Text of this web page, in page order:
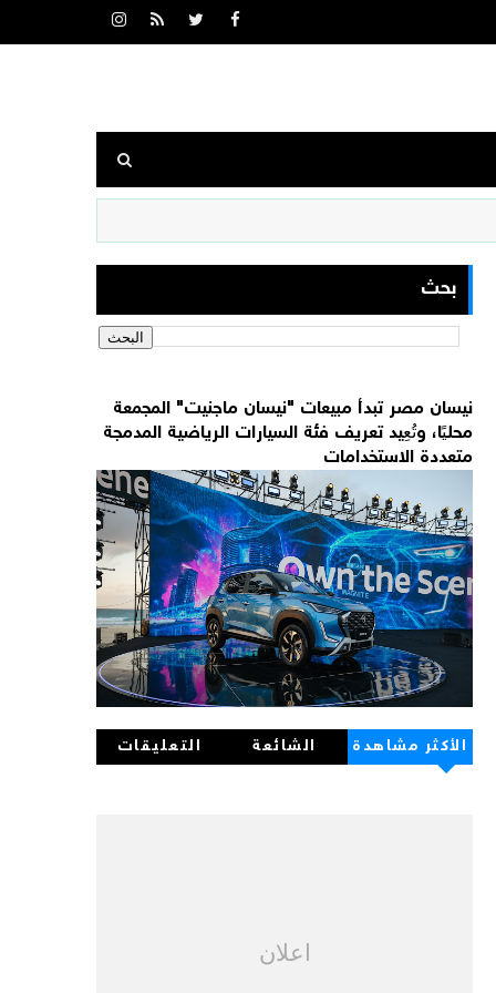
بحث
نيسان مصر تبدأ مبيعات "نيسان ماجنيت" المجمعة
محليًا، وتُعِيد تعريف فئة السيارات الرياضية المدمجة
متعددة الاستخدامات
الأكثر مشاهدة الشائعة التعليقات
اعلان